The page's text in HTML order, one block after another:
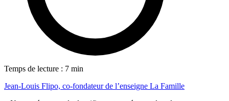
Temps de lecture : 7 min
Jean-Louis Flipo, co-fondateur de l’enseigne La Famille